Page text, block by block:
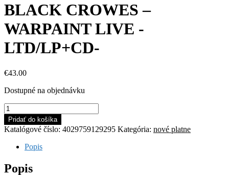
BLACK CROWES –
WARPAINT LIVE -
LTD/LP+CD-
€43.00
Dostupné na objednávku
množstvo
BLACK
CROWES
-
WARPAINT
-
LTD/LP+CD-
Pridať do košíka
Katalógové číslo: 4029759129295 Kategória: nové platne
Popis
Popis